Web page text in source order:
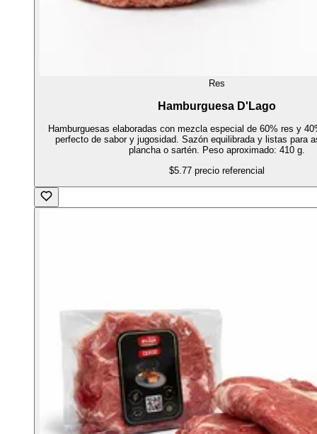
Res
Hamburguesa D'Lago
Hamburguesas elaboradas con mezcla especial de 60% res y
perfecto de sabor y jugosidad. Sazón equilibrada y listas para
plancha o sartén. Peso aproximado: 410 g.
$5.77 precio referencial